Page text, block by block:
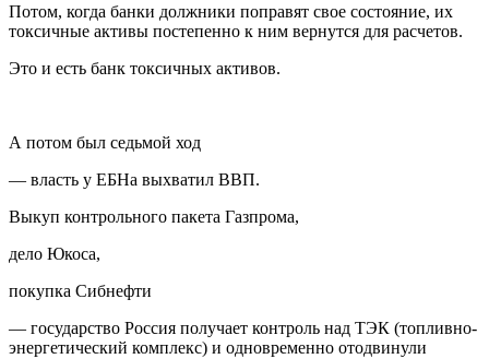
Потом, когда банки должники поправят свое состояние, их
токсичные активы постепенно к ним вернутся для расчетов.
Это и есть банк токсичных активов.
А потом был седьмой ход
— власть у ЕБНа выхватил ВВП.
Выкуп контрольного пакета Газпрома,
дело Юкоса,
покупка Сибнефти
— государство Россия получает контроль над ТЭК (топливно-
энергетический комплекс) и одновременно отодвинули